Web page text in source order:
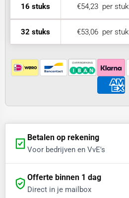
16 stuks €54,23per stuk
32 stuks €53,06per stuk
Betalen op rekening
Voor bedrijven en VvE's
Offerte binnen 1 dag
Direct in je mailbox